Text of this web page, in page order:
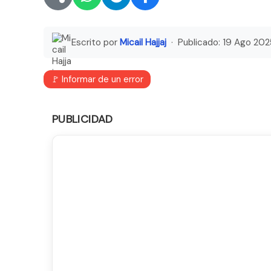
Escrito por Micail Hajjaj · Publicado: 19 Ago
🚩 Informar de un error
PUBLICIDAD